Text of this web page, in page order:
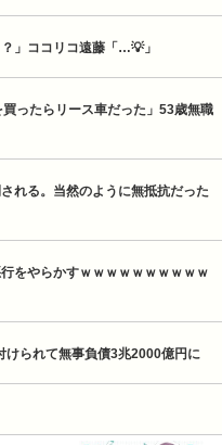
」ココリコ遠藤「…💡」
ったらリース車だった」53歳無職
れる。当然のように無抵抗だった
をやらかすｗｗｗｗｗｗｗｗｗｗ
けられて無事負債3兆2000億円に